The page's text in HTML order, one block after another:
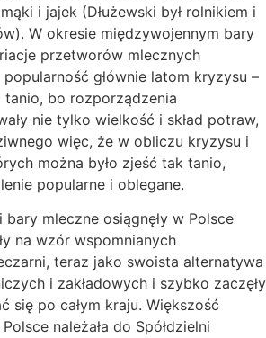
i jajek (Dłużewski był rolnikiem i
W okresie międzywojennym bary
przetworów mlecznych
głównie latom kryzysu –
tanio, bo rozporządzenia
nie tylko wielkość i skład potraw,
więc, że w obliczu kryzysu i
można było zjeść tak tanio,
popularne i oblegane.
mleczne osiągnęły w Polsce
na wzór wspomnianych
teraz jako swoista alternatywa
i zakładowych i szybko zaczęły
się po całym kraju. Większość
należała do Spółdzielni